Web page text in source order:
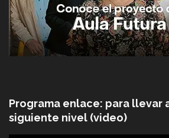
Programa enlace: para llevar
siguiente nivel (video)